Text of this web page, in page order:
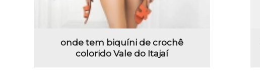
onde tem biquíni de crochê
colorido Vale do Itajaí